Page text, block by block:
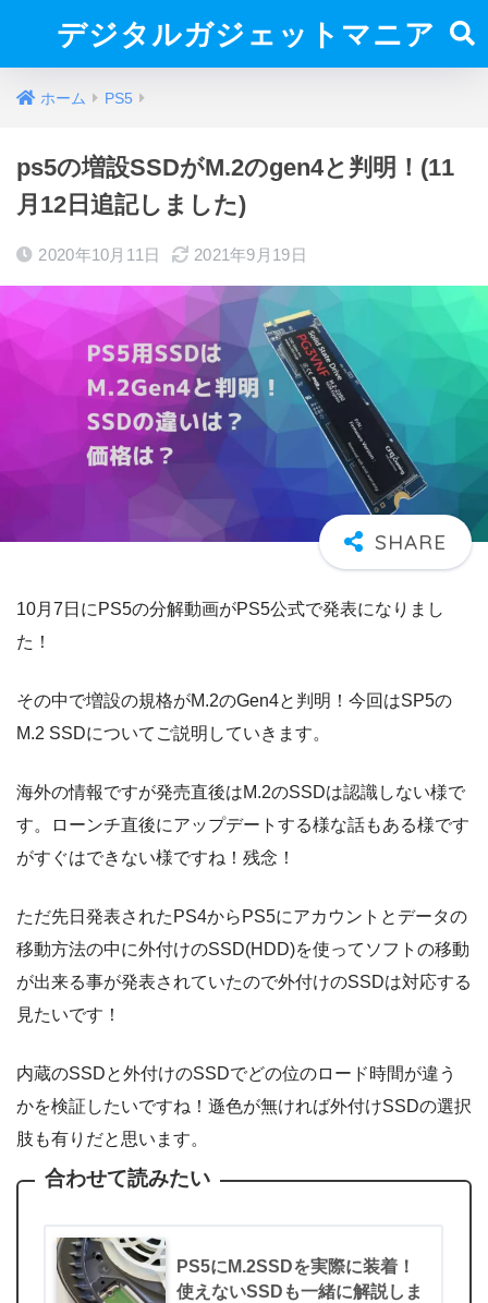
デジタルガジェットマニア
ホーム PS5
ps5の増設SSDがM.2のgen4と判明！(11
月12日追記しました)
2020年10月11日 2021年9月19日
10月 7 日に PS5の分解動画がPS5公式で発表になりまし
た！
その中で増設の規格がM.2のGen4と判明！今回はSP5の
M.2 SSDについてご説明していきます。
海外の情報ですが発売直後はM.2のSSDは認識しない様で
す。ローンチ直後にアップデートする様な話もある様です
がすぐはできない様ですね！残念！
ただ先日発表されたPS4からPS5にアカウントとデータの
移動方法の中に外付けのSSD(HDD)を使ってソフトの移動
が出来る事が発表されていたので外付けのSSDは対応する
見たいです！
内蔵のSSDと外付けのSSDでどの位のロード時間が違う
かを検証したいですね！遜色が無ければ外付けSSDの選択
肢も有りだと思います。
合わせて読みたい
PS5にM.2SSDを実際に装着！
使えないSSDも一緒に解説しま